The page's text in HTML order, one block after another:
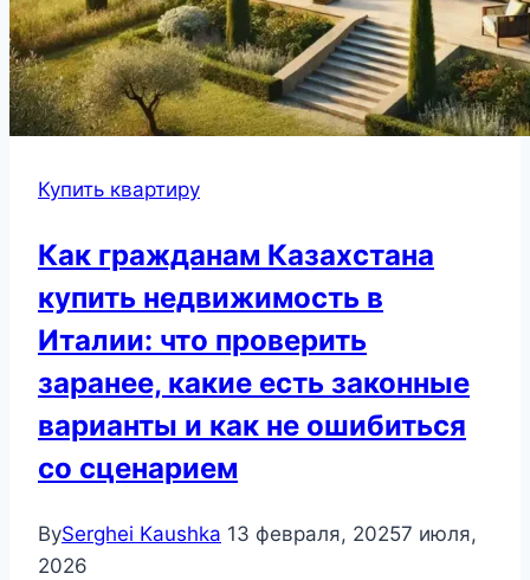
Купить квартиру
Как гражданам Казахстана
купить недвижимость в
Италии: что проверить
заранее, какие есть законные
варианты и как не ошибиться
со сценарием
BySerghei Kaushka 13 февраля, 20257 июля,
2026